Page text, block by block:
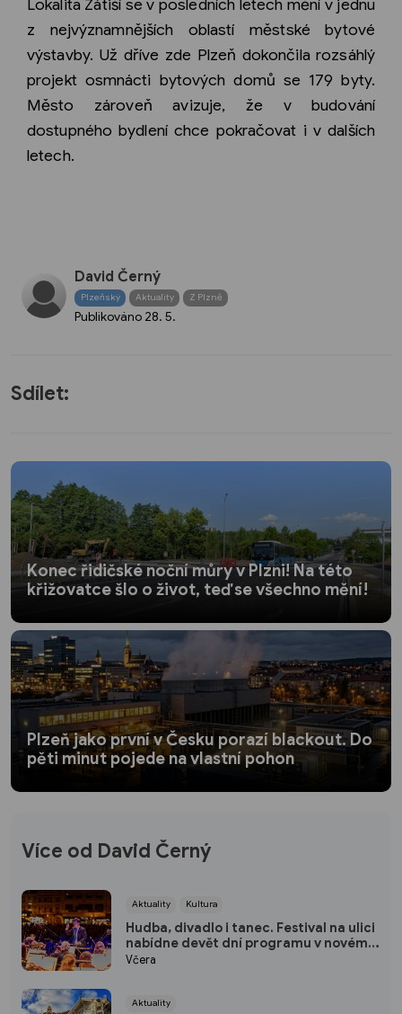
Lokalita Zátiší se v posledních letech mění v jednu
z nejvýznamnějších oblastí městské bytové
výstavby. Už dříve zde Plzeň dokončila rozsáhlý
projekt osmnácti bytových domů se 179 byty.
Město zároveň avizuje, že v budování
dostupného bydlení chce pokračovat i v dalších
letech.
David Černý
Plzeňský Aktuality Z Plzně
Publikováno 28. 5.
Sdílet:
Konec řidičské noční můry v Plzni! Na této
křižovatce šlo o život, teď se všechno mění!
Plzeň jako první v Česku porazí blackout. Do
pěti minut pojede na vlastní pohon
Více od David Černý
Aktuality Kultura
Hudba, divadlo i tanec. Festival na ulici
nabídne devět dní programu v novém
prostředí
Včera
Aktuality